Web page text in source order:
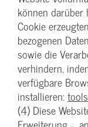
können
Cookie
bezogenen
sowie die
verhindern,
verfügbare
installieren:
(4) Diese